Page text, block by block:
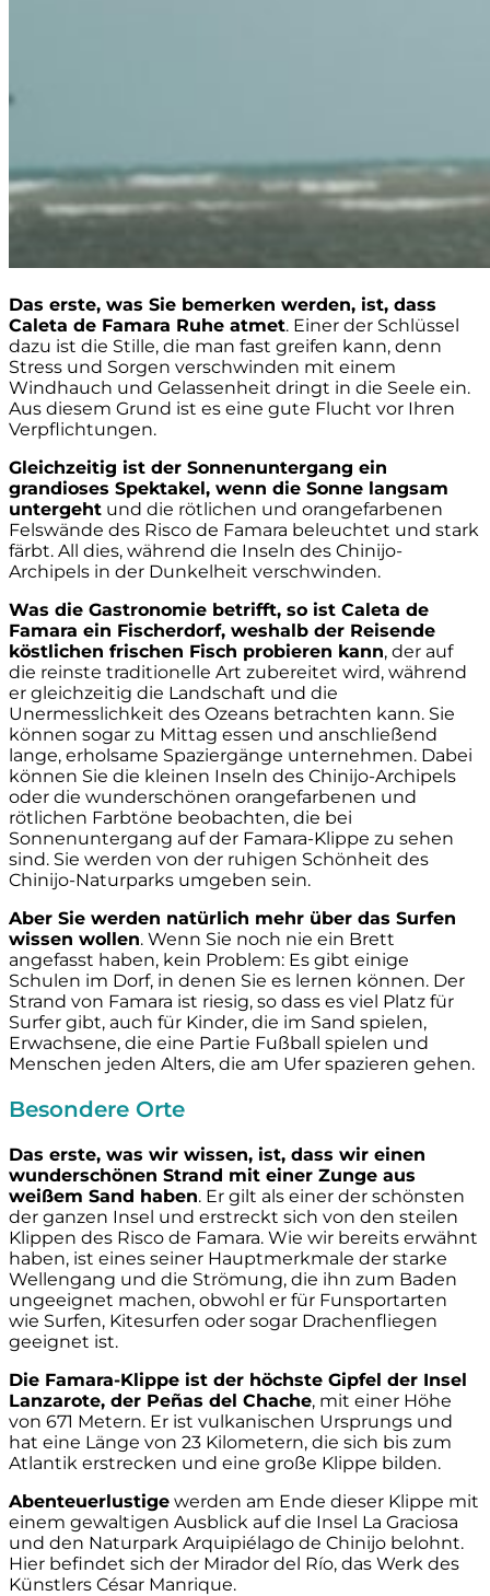
Das erste, was Sie bemerken werden, ist, dass
Caleta de Famara Ruhe atmet. Einer der Schlüssel
dazu ist die Stille, die man fast greifen kann, denn
Stress und Sorgen verschwinden mit einem
Windhauch und Gelassenheit dringt in die Seele ein.
Aus diesem Grund ist es eine gute Flucht vor Ihren
Verpflichtungen.
Gleichzeitig ist der Sonnenuntergang ein
grandioses Spektakel, wenn die Sonne langsam
untergeht und die rötlichen und orangefarbenen
Felswände des Risco de Famara beleuchtet und stark
färbt. All dies, während die Inseln des Chinijo-
Archipels in der Dunkelheit verschwinden.
Was die Gastronomie betrifft, so ist Caleta de
Famara ein Fischerdorf, weshalb der Reisende
köstlichen frischen Fisch probieren kann, der auf
die reinste traditionelle Art zubereitet wird, während
er gleichzeitig die Landschaft und die
Unermesslichkeit des Ozeans betrachten kann. Sie
können sogar zu Mittag essen und anschließend
lange, erholsame Spaziergänge unternehmen. Dabei
können Sie die kleinen Inseln des Chinijo-Archipels
oder die wunderschönen orangefarbenen und
rötlichen Farbtöne beobachten, die bei
Sonnenuntergang auf der Famara-Klippe zu sehen
sind. Sie werden von der ruhigen Schönheit des
Chinijo-Naturparks umgeben sein.
Aber Sie werden natürlich mehr über das Surfen
wissen wollen. Wenn Sie noch nie ein Brett
angefasst haben, kein Problem: Es gibt einige
Schulen im Dorf, in denen Sie es lernen können. Der
Strand von Famara ist riesig, so dass es viel Platz für
Surfer gibt, auch für Kinder, die im Sand spielen,
Erwachsene, die eine Partie Fußball spielen und
Menschen jeden Alters, die am Ufer spazieren gehen.
Besondere Orte
Das erste, was wir wissen, ist, dass wir einen
wunderschönen Strand mit einer Zunge aus
weißem Sand haben. Er gilt als einer der schönsten
der ganzen Insel und erstreckt sich von den steilen
Klippen des Risco de Famara. Wie wir bereits erwähnt
haben, ist eines seiner Hauptmerkmale der starke
Wellengang und die Strömung, die ihn zum Baden
ungeeignet machen, obwohl er für Funsportarten
wie Surfen, Kitesurfen oder sogar Drachenfliegen
geeignet ist.
Die Famara-Klippe ist der höchste Gipfel der Insel
Lanzarote, der Peñas del Chache, mit einer Höhe
von 671 Metern. Er ist vulkanischen Ursprungs und
hat eine Länge von 23 Kilometern, die sich bis zum
Atlantik erstrecken und eine große Klippe bilden.
Abenteuerlustige werden am Ende dieser Klippe mit
einem gewaltigen Ausblick auf die Insel La Graciosa
und den Naturpark Arquipiélago de Chinijo belohnt.
Hier befindet sich der Mirador del Río, das Werk des
Künstlers César Manrique.